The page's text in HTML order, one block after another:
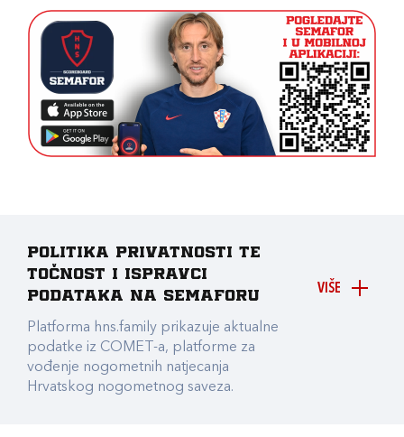
VIŠE
Politika privatnosti te
točnost i ispravci
podataka na Semaforu
Platforma hns.family prikazuje aktualne
podatke iz COMET-a, platforme za
vođenje nogometnih natjecanja
Hrvatskog nogometnog saveza.